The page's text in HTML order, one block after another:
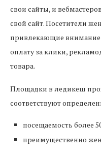
свои сайты, и
свой сайт. Посетители
привлекающие внимание
оплату за клики,
товара.
Площадки в ледикеш
соответствуют
посещаемость более
преимущественно